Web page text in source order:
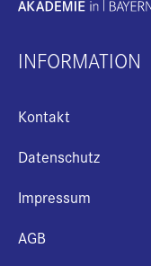
INFORMATION
Kontakt
Datenschutz
Impressum
AGB